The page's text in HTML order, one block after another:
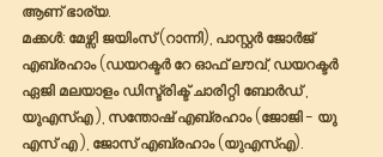
ആണ് ഭാര്യ.
മക്കൾ: മേഴ്സി ജയിംസ് (റാന്നി), പാസ്റ്റർ ജോർജ്
എബ്രഹാം (ഡയറക്ടർ റേ ഓഫ് ലൗവ്, ഡയറക്ടർ
ഏജി മലയാളം ഡിസ്ട്രിക്ട് ചാരിറ്റി ബോർഡ് ,
യുഎസ്എ ), സന്തോഷ് എബ്രഹാം (ജോജി - യു
എസ് എ ), ജോസ് എബ്രഹാം (യുഎസ്എ).